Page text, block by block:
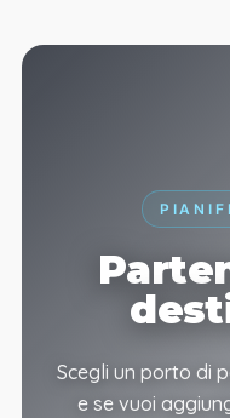
Scegli un porto di
e se vuoi